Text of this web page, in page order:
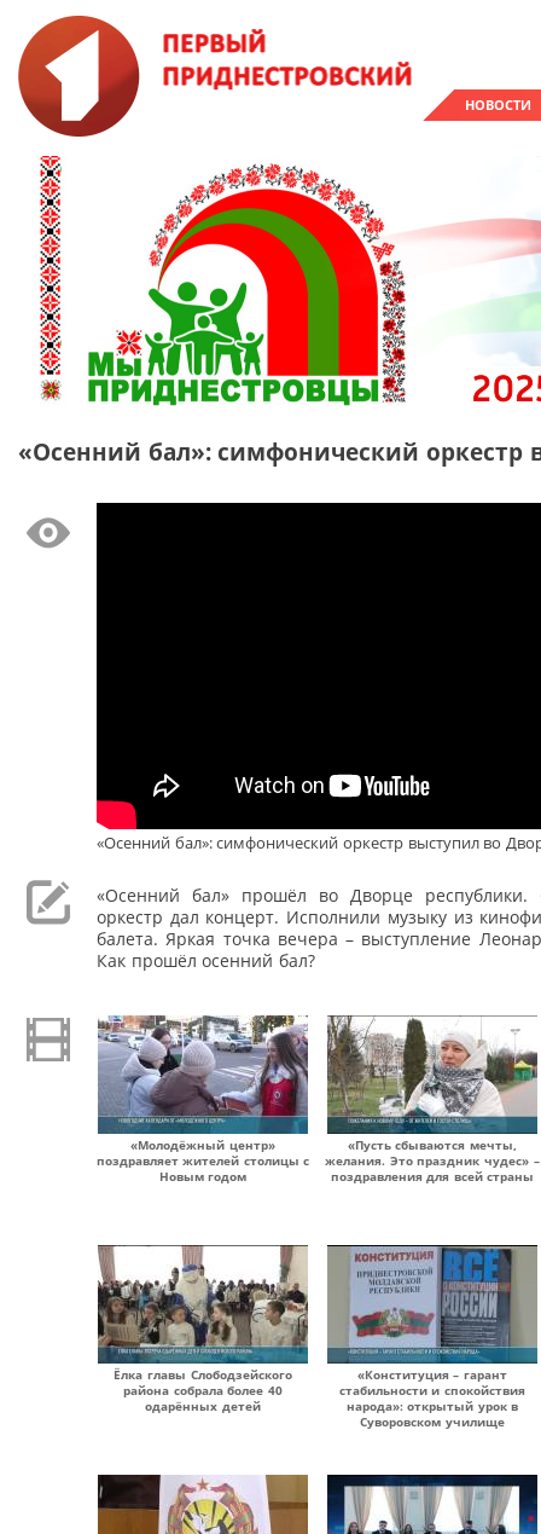
НОВОСТИ
«Осенний бал»: симфонический оркестр
«Осенний бал»: симфонический оркестр выступил во
«Осенний бал» прошёл во Дворце республики.
оркестр дал концерт. Исполнили музыку из
балета. Яркая точка вечера – выступление
Как прошёл осенний бал?
«Молодёжный центр»
поздравляет жителей столицы с
Новым годом
«Пусть сбываются мечты,
желания. Это праздник чудес» –
поздравления для всей страны
Ёлка главы Слободзейского
района собрала более 40
одарённых детей
«Конституция – гарант
стабильности и спокойствия
народа»: открытый урок в
Суворовском училище